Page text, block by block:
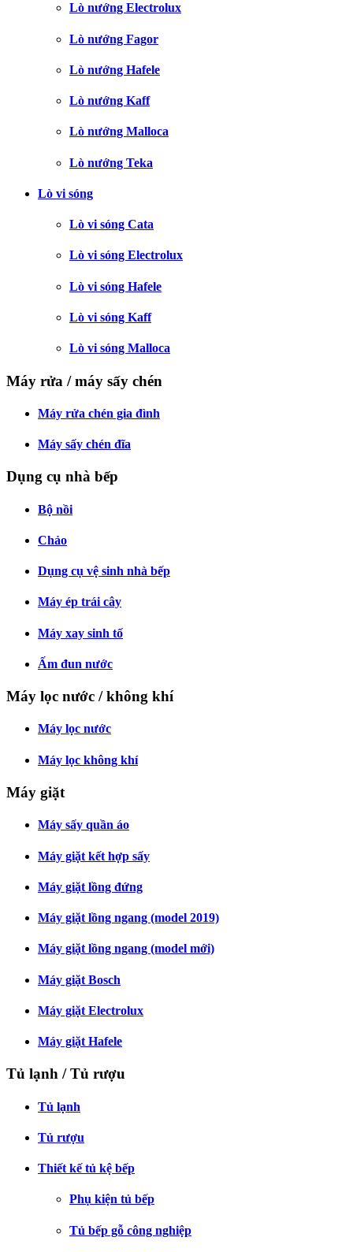
Lò nướng Electrolux
Lò nướng Fagor
Lò nướng Hafele
Lò nướng Kaff
Lò nướng Malloca
Lò nướng Teka
Lò vi sóng
Lò vi sóng Cata
Lò vi sóng Electrolux
Lò vi sóng Hafele
Lò vi sóng Kaff
Lò vi sóng Malloca
Máy rửa / máy sấy chén
Máy rửa chén gia đình
Máy sấy chén đĩa
Dụng cụ nhà bếp
Bộ nồi
Chảo
Dụng cụ vệ sinh nhà bếp
Máy ép trái cây
Máy xay sinh tố
Ấm đun nước
Máy lọc nước / không khí
Máy lọc nước
Máy lọc không khí
Máy giặt
Máy sấy quần áo
Máy giặt kết hợp sấy
Máy giặt lồng đứng
Máy giặt lồng ngang (model 2019)
Máy giặt lồng ngang (model mới)
Máy giặt Bosch
Máy giặt Electrolux
Máy giặt Hafele
Tủ lạnh / Tủ rượu
Tủ lạnh
Tủ rượu
Thiết kế tủ kệ bếp
Phụ kiện tủ bếp
Tủ bếp gỗ công nghiệp